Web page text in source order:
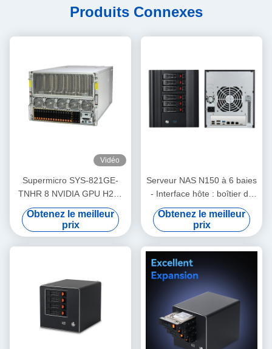
Produits Connexes
Vidéo
Supermicro SYS-821GE-
TNHR 8 NVIDIA GPU H200
GPU Centre de données
Serveur IA refroidi à l'air
Obtenez le meilleur
prix
Serveur NAS N150 à 6 baies
- Interface hôte : boîtier de
stockage en réseau (NAS)
Obtenez le meilleur
prix